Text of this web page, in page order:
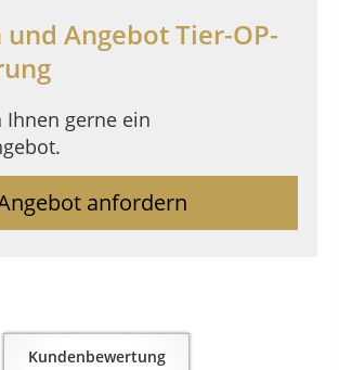
Angebot Tier-OP-
gerne ein
anfordern
Kundenbewertung